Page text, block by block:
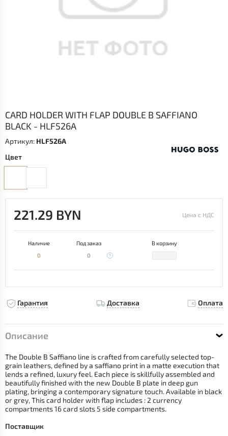
CARD HOLDER WITH FLAP DOUBLE B SAFFIANO
BLACK - HLF526A
Артикул: HLF526A
Цвет
221.29 BYN Цена с НДС
Наличие Под заказ
В корзину
0
0
Гарантия Доставка Оплата
Описание
The Double B Saffiano line is crafted from carefully selected top-
grain leathers, defined by a saffiano print in a matte execution that
lends a refined, luxury feel. Each piece is skillfully assembled and
beautifully finished with the new Double B plate in deep gun
plating, bringing a contemporary signature touch. Available in black
or grey, This card holder with flap includes : 2 currency
compartments 16 card slots 5 side compartments.
Поставщик